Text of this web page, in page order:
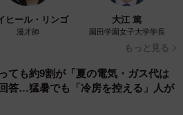
ヒール・リンゴ
漫才師
大江 篤
園田学園女子大学学長
もっと見る
ても約9割が「夏の電気・ガス代は
答…猛暑でも「冷房を控える」人が